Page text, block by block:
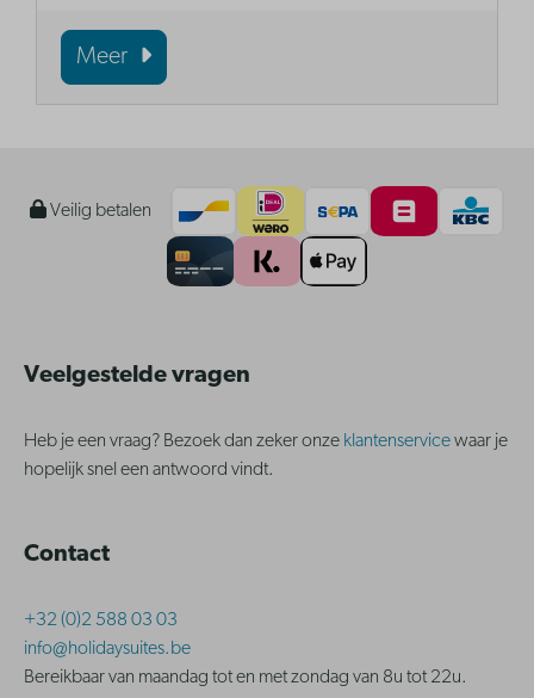
Meer
Veilig betalen
Veelgestelde vragen
Heb je een vraag? Bezoek dan zeker onze klantenservicewaar je
hopelijk snel een antwoord vindt.
Contact
+32 (0)2 588 03 03
info@holidaysuites.be
Bereikbaar van maandag tot en met zondag van 8u tot 22u.